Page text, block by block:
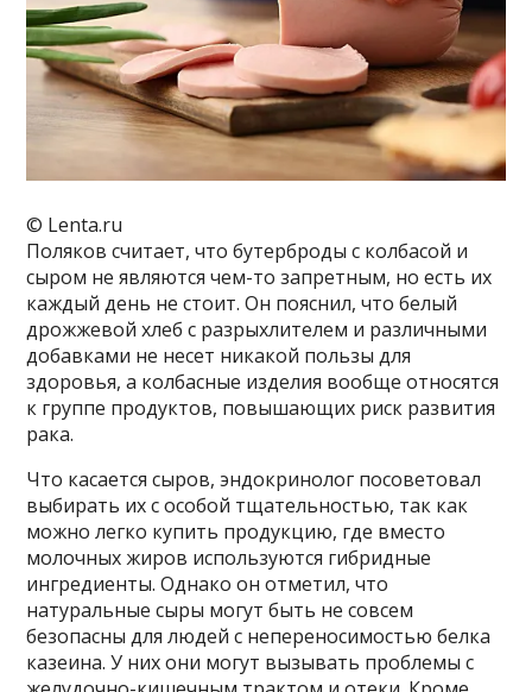
© Lenta.ru
Поляков считает, что бутерброды с колбасой и
сыром не являются чем-то запретным, но есть их
каждый день не стоит. Он пояснил, что белый
дрожжевой хлеб с разрыхлителем и различными
добавками не несет никакой пользы для
здоровья, а колбасные изделия вообще относятся
к группе продуктов, повышающих риск развития
рака.
Что касается сыров, эндокринолог посоветовал
выбирать их с особой тщательностью, так как
можно легко купить продукцию, где вместо
молочных жиров используются гибридные
ингредиенты. Однако он отметил, что
натуральные сыры могут быть не совсем
безопасны для людей с непереносимостью белка
казеина. У них они могут вызывать проблемы с